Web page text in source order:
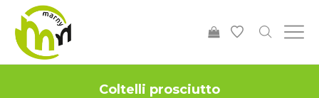
Coltelli prosciutto